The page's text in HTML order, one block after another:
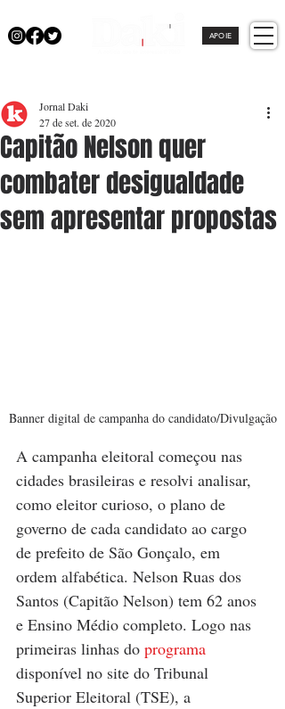
APOIE
Capitão Nelson quer
combater desigualdade
sem apresentar propostas
Jornal Daki
27 de set. de 2020
Banner digital de campanha do candidato/Divulgação
A campanha eleitoral começou nas
cidades brasileiras e resolvi analisar,
como eleitor curioso, o plano de
governo de cada candidato ao cargo
de prefeito de São Gonçalo, em
ordem alfabética. Nelson Ruas dos
Santos (Capitão Nelson) tem 62 anos
e Ensino Médio completo. Logo nas
primeiras linhas do programa
disponível no site do Tribunal
Superior Eleitoral (TSE), a